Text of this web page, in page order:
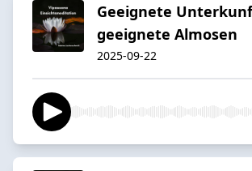
Geeignete
geeignete Almosen
2025-09-22